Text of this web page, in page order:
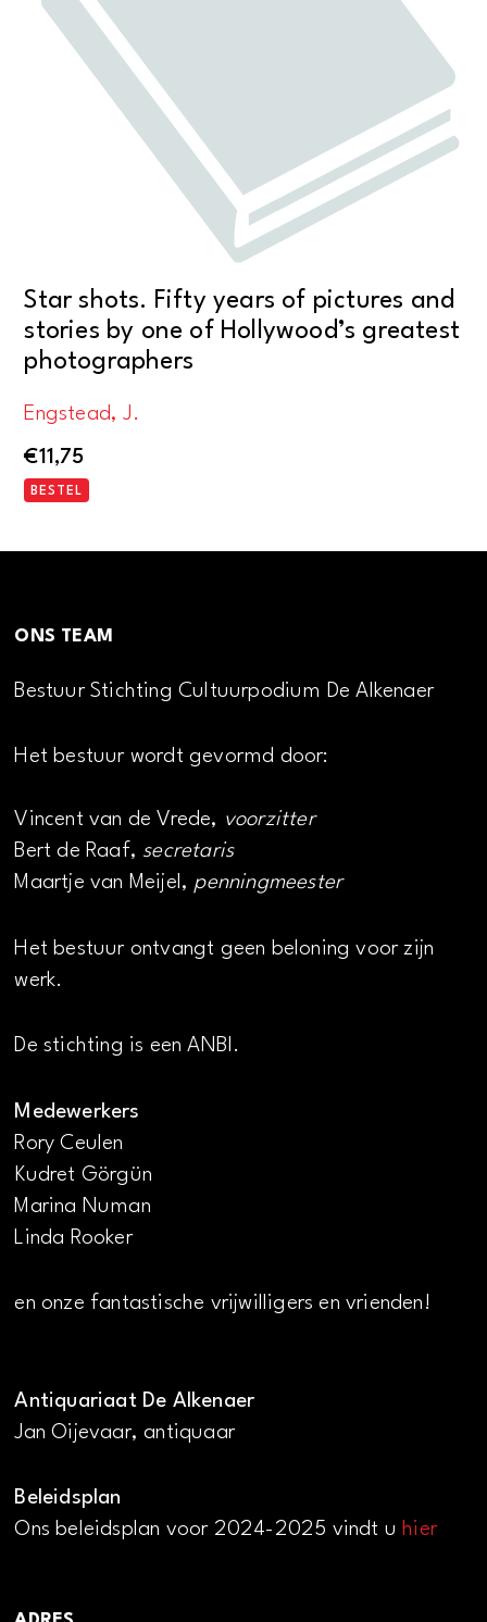
Star shots. Fifty years of pictures and
stories by one of Hollywood’s greatest
photographers
Engstead, J.
€11,75
BESTEL
ONS TEAM
Bestuur Stichting Cultuurpodium De Alkenaer
Het bestuur wordt gevormd door:
Vincent van de Vrede, voorzitter
Bert de Raaf, secretaris
Maartje van Meijel, penningmeester
Het bestuur ontvangt geen beloning voor zijn
werk.
De stichting is een ANBI.
Medewerkers
Rory Ceulen
Kudret Görgün
Marina Numan
Linda Rooker
en onze fantastische vrijwilligers en vrienden!
Antiquariaat De Alkenaer
Jan Oijevaar, antiquaar
Beleidsplan
Ons beleidsplan voor 2024-2025 vindt uhier